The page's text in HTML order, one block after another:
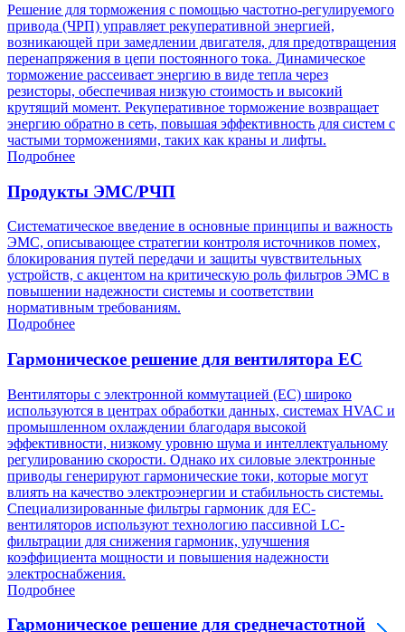
Решение для торможения с помощью частотно-регулируемого
привода (ЧРП) управляет рекуперативной энергией,
возникающей при замедлении двигателя, для предотвращения
перенапряжения в цепи постоянного тока. Динамическое
торможение рассеивает энергию в виде тепла через
резисторы, обеспечивая низкую стоимость и высокий
крутящий момент. Рекуперативное торможение возвращает
энергию обратно в сеть, повышая эффективность для систем с
частыми торможениями, таких как краны и лифты.
Подробнее
Продукты ЭМС/РЧП
Систематическое введение в основные принципы и важность
ЭМС, описывающее стратегии контроля источников помех,
блокирования путей передачи и защиты чувствительных
устройств, с акцентом на критическую роль фильтров ЭМС в
повышении надежности системы и соответствии
нормативным требованиям.
Подробнее
Гармоническое решение для вентилятора EC
Вентиляторы с электронной коммутацией (EC) широко
используются в центрах обработки данных, системах HVAC и
промышленном охлаждении благодаря высокой
эффективности, низкому уровню шума и интеллектуальному
регулированию скорости. Однако их силовые электронные
приводы генерируют гармонические токи, которые могут
влиять на качество электроэнергии и стабильность системы.
Специализированные фильтры гармоник для EC-
вентиляторов используют технологию пассивной LC-
фильтрации для снижения гармоник, улучшения
коэффициента мощности и повышения надежности
электроснабжения.
Подробнее
Гармоническое решение для среднечастотной